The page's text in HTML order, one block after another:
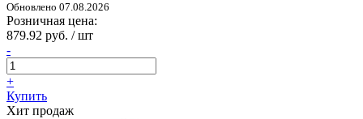
Обновлено 07.08.2026
Розничная цена:
879.92 руб. / шт
-
+
Купить
Хит продаж